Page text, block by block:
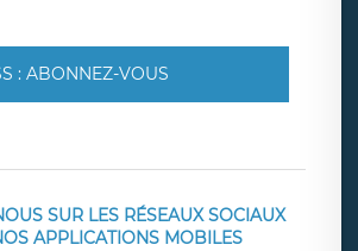
: ABONNEZ-VOUS
SUR LES RÉSEAUX SOCIAUX
APPLICATIONS MOBILES